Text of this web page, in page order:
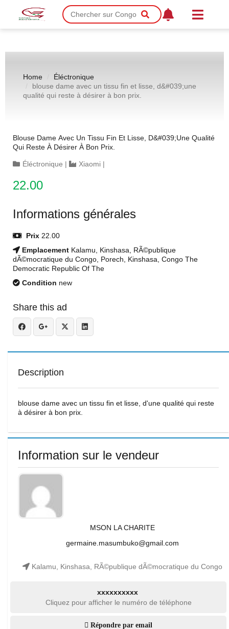
Home
Éléctronique
blouse dame avec un tissu fin et lisse, d&#039;une
qualité qui reste à désirer à bon prix.
Blouse Dame Avec Un Tissu Fin Et Lisse, D&#039;une Qualité
Qui Reste À Désirer À Bon Prix.
Éléctronique | Xiaomi |
22.00
Informations générales
Prix 22.00
Emplacement Kalamu, Kinshasa, RÃ©publique
dÃ©mocratique du Congo, Porech, Kinshasa, Congo The
Democratic Republic Of The
Condition new
Share this ad
Description
blouse dame avec un tissu fin et lisse, d'une qualité qui reste
à désirer à bon prix.
Information sur le vendeur
MSON LA CHARITE
germaine.masumbuko@gmail.com
Kalamu, Kinshasa, RÃ©publique dÃ©mocratique du Congo
xxxxxxxxxx
Cliquez pour afficher le numéro de téléphone
Répondre par email